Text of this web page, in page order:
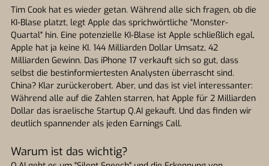
Tim Cook hat es wieder getan. Während alle sich fragen, ob die
KI-Blase platzt, legt Apple das sprichwörtliche "Monster-
Quartal" hin. Eine potenzielle KI-Blase ist Apple schließlich egal,
Apple hat ja keine KI. 144 Milliarden Dollar Umsatz, 42
Milliarden Gewinn. Das iPhone 17 verkauft sich so gut, dass
selbst die bestinformiertesten Analysten überrascht sind.
China? Klar zurückerobert. Aber, und das ist viel interessanter:
Während alle auf die Zahlen starren, hat Apple für 2 Milliarden
Dollar das israelische Startup Q.AI gekauft. Und das finden wir
deutlich spannender als jeden Earnings Call.
Warum ist das wichtig?